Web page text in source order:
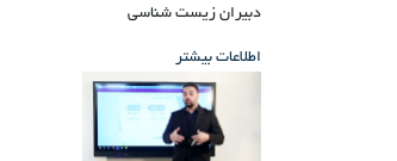
دبیران زیست شناسی
اطلاعات بیشتر